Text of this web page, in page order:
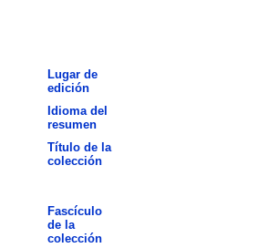
Lugar de
edición
Idioma del
resumen
Título de la
colección
Fascículo
de la
colección